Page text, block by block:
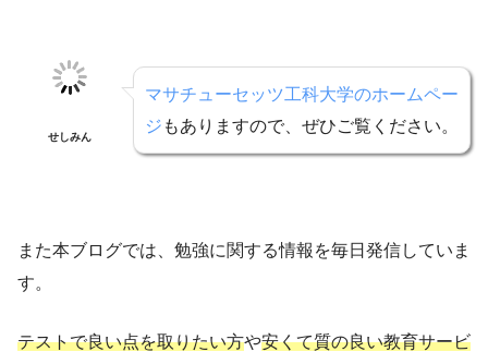
せしみん
マサチューセッツ工科大学のホームペー
ジ もありますので、ぜひご覧ください。
また本ブログでは、勉強に関する情報を毎日発信していま
す。
テストで良い点を取りたい方や安くて質の良い教育サービ